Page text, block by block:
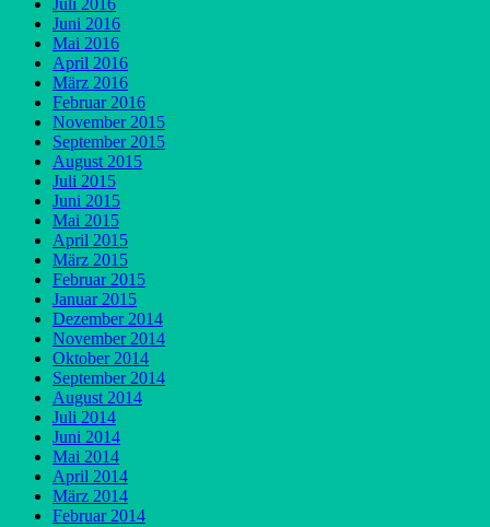
Juli 2016
Juni 2016
Mai 2016
April 2016
März 2016
Februar 2016
November 2015
September 2015
August 2015
Juli 2015
Juni 2015
Mai 2015
April 2015
März 2015
Februar 2015
Januar 2015
Dezember 2014
November 2014
Oktober 2014
September 2014
August 2014
Juli 2014
Juni 2014
Mai 2014
April 2014
März 2014
Februar 2014